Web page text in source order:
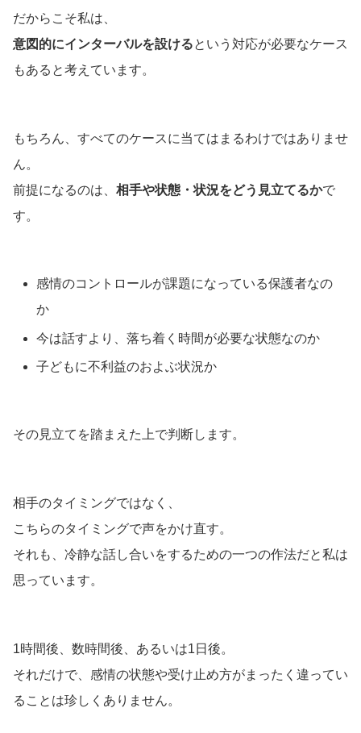
だからこそ私は、
意図的にインターバルを設けるという対応が必要なケース
もあると考えています。
もちろん、すべてのケースに当てはまるわけではありませ
ん。
前提になるのは、 相手や状態・状況をどう見立てるかで
す。
感情のコントロールが課題になっている保護者なの
か
今は話すより、落ち着く時間が必要な状態なのか
子どもに不利益のおよぶ状況か
その見立てを踏まえた上で判断します。
相手のタイミングではなく、
こちらのタイミングで声をかけ直す。
それも、冷静な話し合いをするための一つの作法だと私は
思っています。
1時間後、数時間後、あるいは1日後。
それだけで、感情の状態や受け止め方がまったく違ってい
ることは珍しくありません。